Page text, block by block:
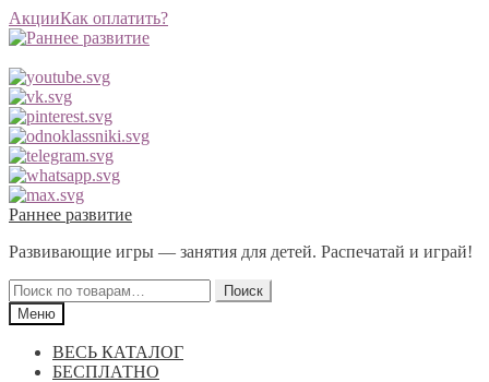
АкцииКак оплатить?
Перейти
навигации
Перейти
содержимому
Раннее развитие
Развивающие игры — занятия для детей. Распечатай и играй!
Искать:
Поиск
Меню
ВЕСЬ КАТАЛОГ
БЕСПЛАТНО